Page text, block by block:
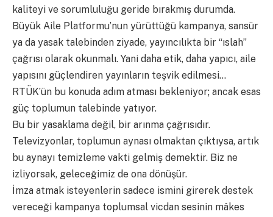
kaliteyi ve sorumluluğu geride bırakmış durumda.
Büyük Aile Platformu’nun yürüttüğü kampanya, sansür
ya da yasak talebinden ziyade, yayıncılıkta bir “ıslah”
çağrısı olarak okunmalı. Yani daha etik, daha yapıcı, aile
yapısını güçlendiren yayınların teşvik edilmesi…
RTÜK’ün bu konuda adım atması bekleniyor; ancak esas
güç toplumun talebinde yatıyor.
Bu bir yasaklama değil, bir arınma çağrısıdır.
Televizyonlar, toplumun aynası olmaktan çıktıysa, artık
bu aynayı temizleme vakti gelmiş demektir. Biz ne
izliyorsak, geleceğimiz de ona dönüşür.
İmza atmak isteyenlerin sadece ismini girerek destek
vereceği kampanya toplumsal vicdan sesinin mâkes